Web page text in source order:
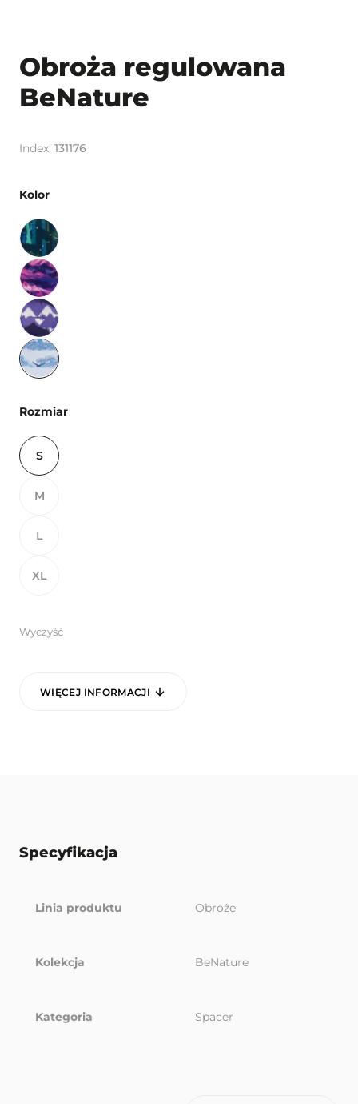
Obroża regulowana
BeNature
131176
Kolor
Rozmiar
S
M
L
XL
Wyczyść
WIĘCEJ INFORMACJI
Specyfikacja
Linia produktu Obroże
Kolekcja BeNature
Kategoria Spacer